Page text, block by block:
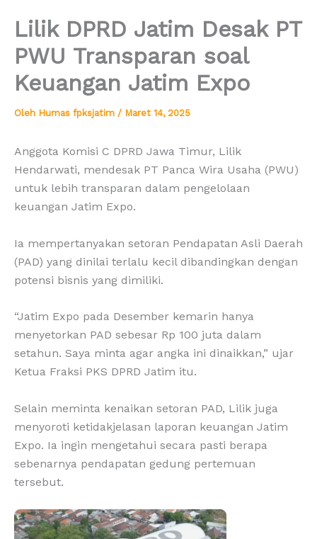
Lilik DPRD Jatim Desak PT
PWU Transparan soal
Keuangan Jatim Expo
Oleh Humas fpksjatim / Maret 14, 2025
Anggota Komisi C DPRD Jawa Timur, Lilik
Hendarwati, mendesak PT Panca Wira Usaha (PWU)
untuk lebih transparan dalam pengelolaan
keuangan Jatim Expo.
Ia mempertanyakan setoran Pendapatan Asli Daerah
(PAD) yang dinilai terlalu kecil dibandingkan dengan
potensi bisnis yang dimiliki.
“Jatim Expo pada Desember kemarin hanya
menyetorkan PAD sebesar Rp 100 juta dalam
setahun. Saya minta agar angka ini dinaikkan,” ujar
Ketua Fraksi PKS DPRD Jatim itu.
Selain meminta kenaikan setoran PAD, Lilik juga
menyoroti ketidakjelasan laporan keuangan Jatim
Expo. Ia ingin mengetahui secara pasti berapa
sebenarnya pendapatan gedung pertemuan
tersebut.